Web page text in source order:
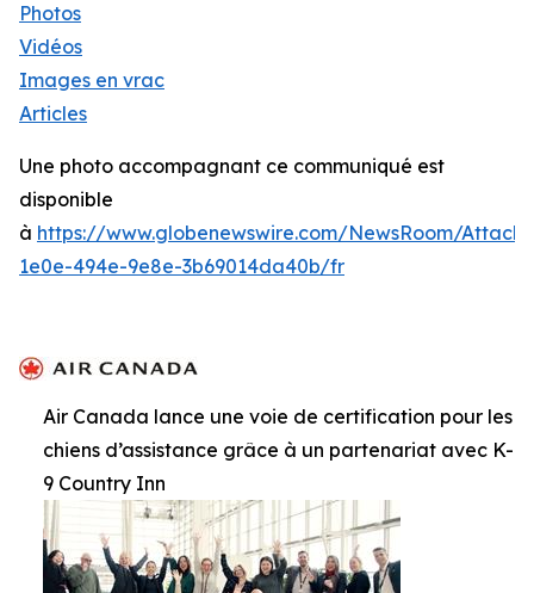
Photos
Vidéos
Images en vrac
Articles
Une photo accompagnant ce communiqué est
disponible
à https://www.globenewswire.com/NewsRoom/
1e0e-494e-9e8e-3b69014da40b/fr
Air Canada lance une voie de certification pour les
chiens d’assistance grâce à un partenariat avec K-
9 Country Inn